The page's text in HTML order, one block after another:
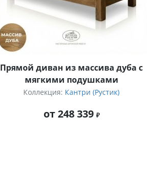
Прямой диван из массива дуба с
мягкими подушками
Коллекция: Кантри (Рустик)
от 248 339